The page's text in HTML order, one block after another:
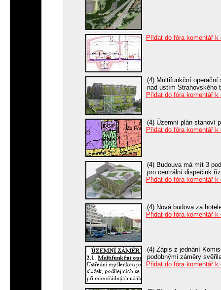
Přidat do fóra komentář k
(4) Multifunkční operační
nad ústím Strahovského
Přidat do fóra komentář k
(4) Územní plán stanoví
Přidat do fóra komentář k
(4) Budouva má mít 3
pro centrální dispečink
Přidat do fóra komentář k
(4) Nová budova za
Přidat do fóra komentář k
(4) Zápis z jednání
podobnými záměry
Přidat do fóra komentář k